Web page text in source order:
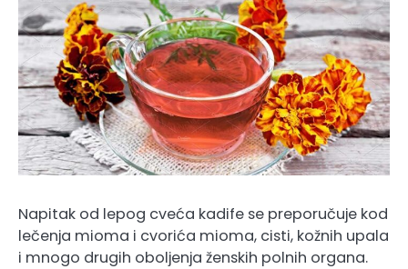
Napitak od lepog cveća kadife se preporučuje kod
lečenja mioma i cvorića mioma, cisti, kožnih upala
i mnogo drugih oboljenja ženskih polnih organa.